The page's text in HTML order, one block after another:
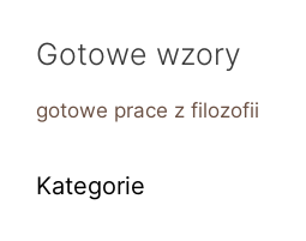
Gotowe wzory
gotowe prace z filozofii
Kategorie